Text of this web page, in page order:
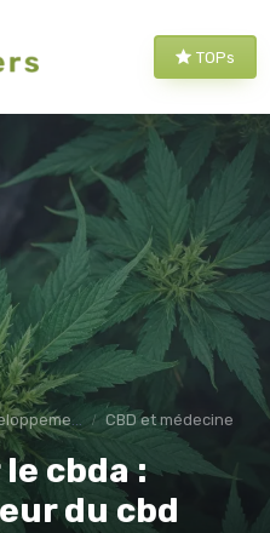
TOPs
en CBD CBD et médecine
cbda :
du cbd